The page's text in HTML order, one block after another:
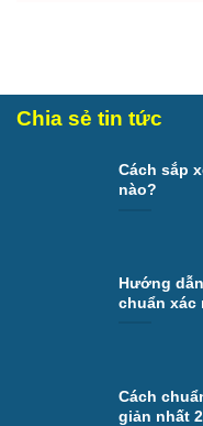
Chia sẻ tin tức
Cách sắp
nào?
Hướng
chuẩn xác
Cách
giản nhất